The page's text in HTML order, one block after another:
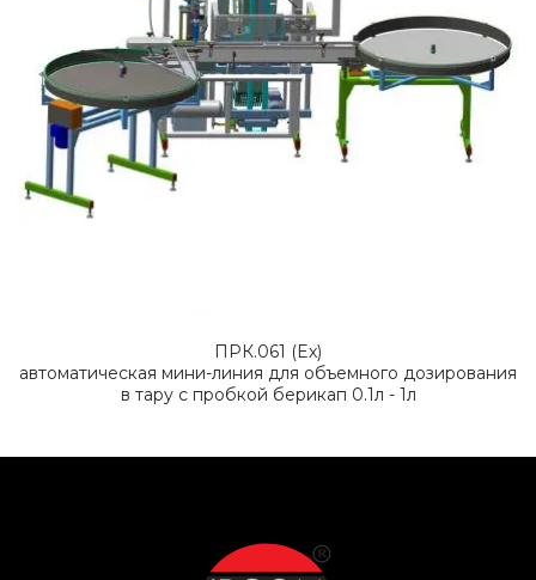
ПРК.061 (Ex)
автоматическая мини-линия для объемного дозирования
в тару с пробкой берикап 0.1л - 1л